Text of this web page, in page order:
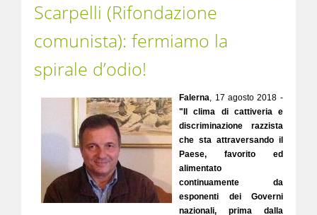
Scarpelli (Rifondazione
comunista): fermiamo la
spirale d’odio!
Falerna, 17 agosto 2018 -
"Il clima di cattiveria e
discriminazione razzista
che sta attraversando il
Paese, favorito ed
alimentato
continuamente da
esponenti dei Governi
nazionali, prima dalla